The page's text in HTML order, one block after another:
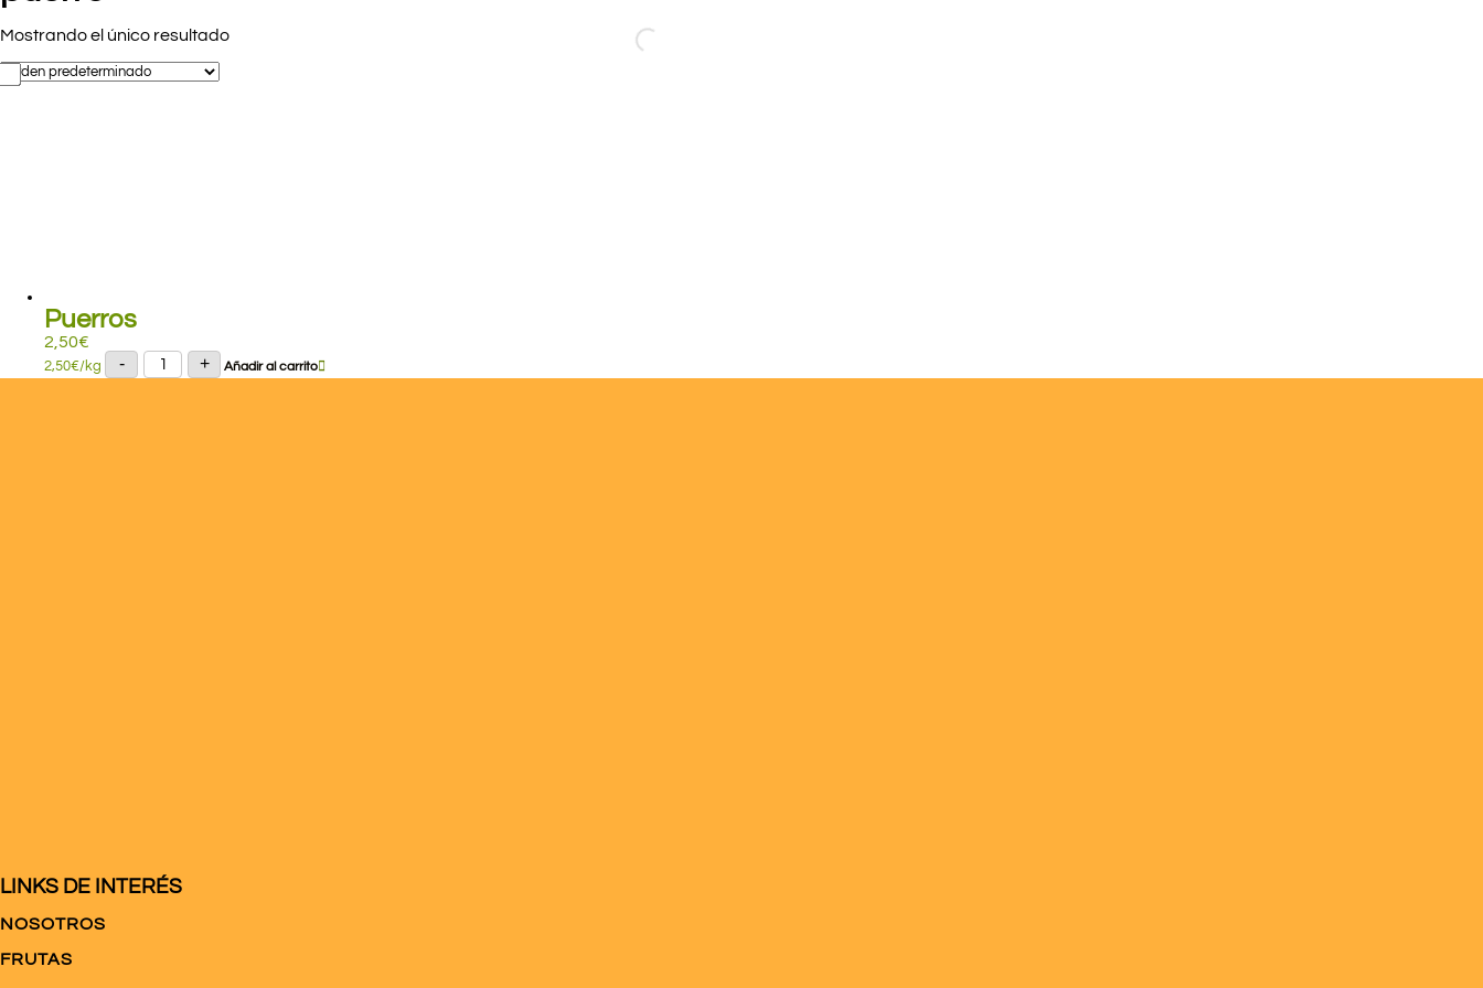
Mostrando el único resultado
Puerros
2,50€
2,50€/kg -
Puerros
cantidad
+ Añadir al carrito
LINKS DE INTERÉS
NOSOTROS
FRUTAS